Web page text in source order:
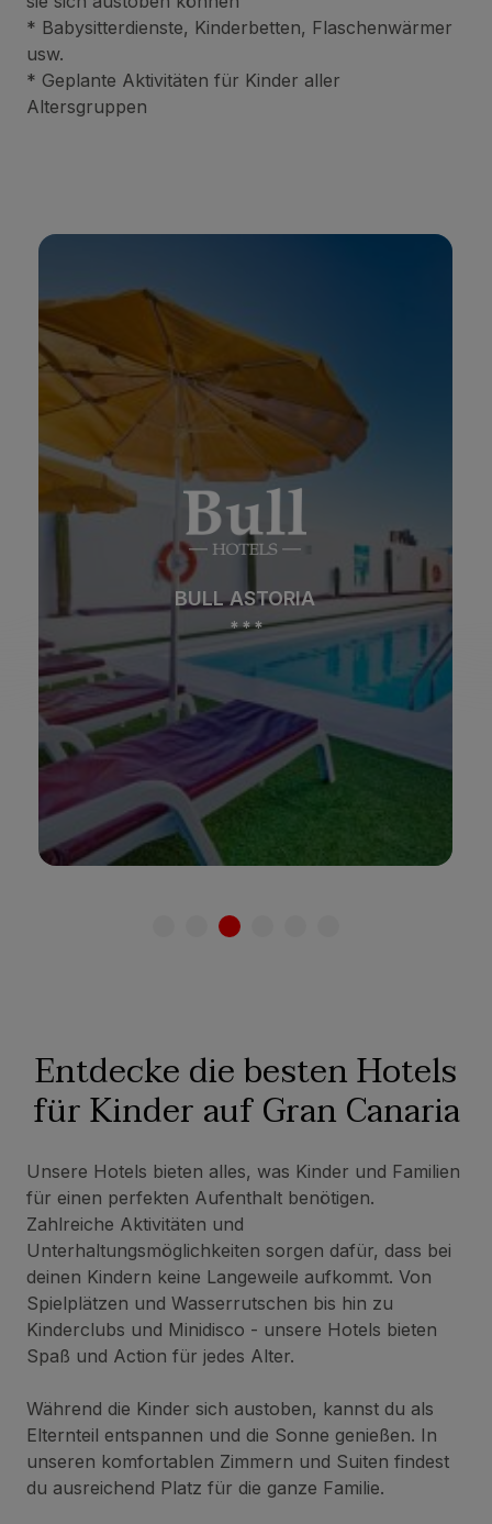
* Babysitterdienste, Kinderbetten, Flaschenwärmer
usw.
* Geplante Aktivitäten für Kinder aller
Altersgruppen
BULL ASTORIA
***
BULL ASTORIA
Stadt All Inclusive
Adults Only Familien
Siehe hotel
Entdecke die besten Hotels
für Kinder auf Gran Canaria
Unsere Hotels bieten alles, was Kinder und Familien
für einen perfekten Aufenthalt benötigen.
Zahlreiche Aktivitäten und
Unterhaltungsmöglichkeiten sorgen dafür, dass bei
deinen Kindern keine Langeweile aufkommt. Von
Spielplätzen und Wasserrutschen bis hin zu
Kinderclubs und Minidisco - unsere Hotels bieten
Spaß und Action für jedes Alter.
Während die Kinder sich austoben, kannst du als
Elternteil entspannen und die Sonne genießen. In
unseren komfortablen Zimmern und Suiten findest
du ausreichend Platz für die ganze Familie.